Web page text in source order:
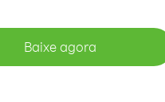
Baixe agora